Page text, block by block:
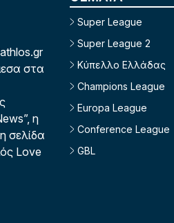
στα
η
σελίδα
Love
Super League
Super League 2
Κύπελλο Ελλάδας
Champions League
Europa League
Conference League
GBL